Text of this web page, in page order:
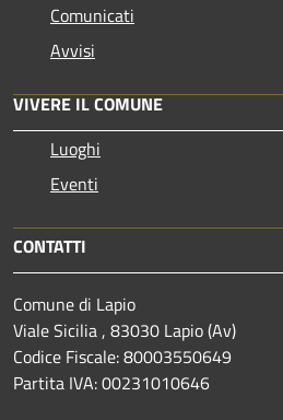
Comunicati
Avvisi
VIVERE IL COMUNE
Luoghi
Eventi
CONTATTI
Comune di Lapio
Viale Sicilia , 83030 Lapio (Av)
Codice Fiscale: 80003550649
Partita IVA: 00231010646